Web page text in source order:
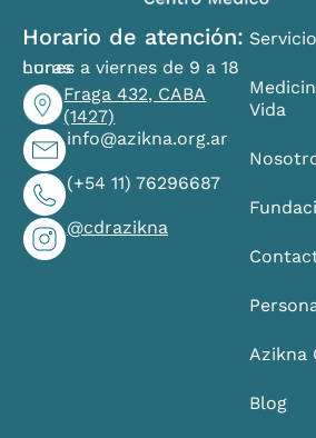
Horario de atención:
Lunes a viernes de 9 a 18 horas
Fraga 432, CABA
(1427)
info@azikna.org.ar
(+54 11) 76296687
@cdrazikna
Vida
Azikna
Blog